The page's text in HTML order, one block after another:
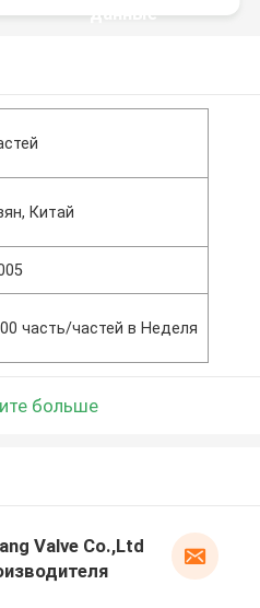
данные
Китай
часть/частей в Неделя
больше
Valve Co.,Ltd